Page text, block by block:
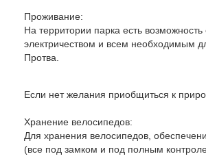
Проживание:
На территории парка есть
электричеством и всем необходимым
Протва.
Если нет желания приобщиться к
Хранение велосипедов:
Для хранения велосипедов,
(все под замком и под полным